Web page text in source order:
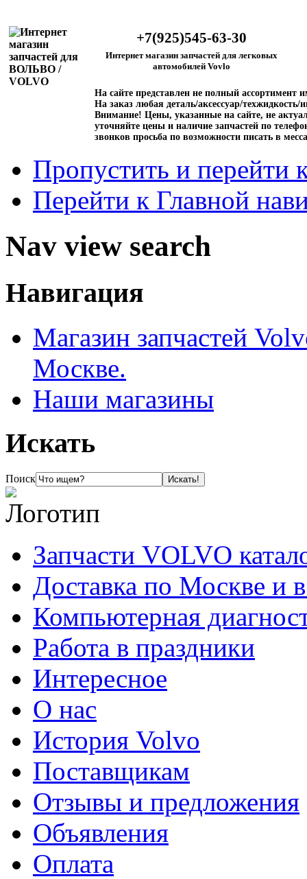
+7(925)545-63-30
Интернет магазин запчастей для легковых
автомобилей Vovlo
На сайте представлен не полный ассортимент
На заказ любая деталь/аксессуар/техжидкость/
Внимание! Цены, указанные на сайте, не
уточняйте цены и наличие запчастей по
звонков просьба по возможности писать в
Пропустить и перейти
Перейти к Главной
Nav view search
Навигация
Магазин запчастей
Москве.
Наши магазины
Искать
Поиск
Запчасти VOLVO
Доставка по Москве и
Компьютерная
Работа в праздники
Интересное
О нас
История Volvo
Поставщикам
Отзывы и предложения
Объявления
Оплата